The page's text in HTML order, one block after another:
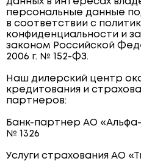
персональные данные
в соответствии с
конфиденциальности и
законом Российской
2006 г. № 152-ФЗ.
Наш дилерский центр
кредитования и
партнеров:
Банк-партнер АО
№ 1326
Услуги страхования АО